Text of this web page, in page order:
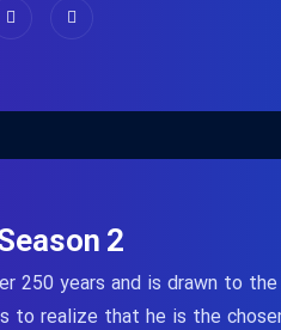
2
250 years and is drawn to
to realize that he is the